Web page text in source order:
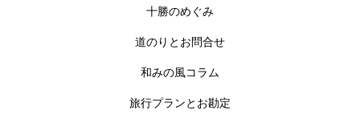
十勝のめぐみ
道のりとお問合せ
和みの風コラム
旅行プランとお勘定